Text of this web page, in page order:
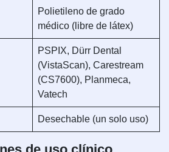
Polietileno de grado
médico (libre de látex)
PSPIX, Dürr Dental
(VistaScan), Carestream
(CS7600), Planmeca,
Vatech
Desechable (un solo uso)